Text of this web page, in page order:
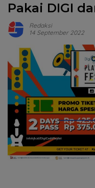
Pakai DIGI
Redaksi
14 September 2022